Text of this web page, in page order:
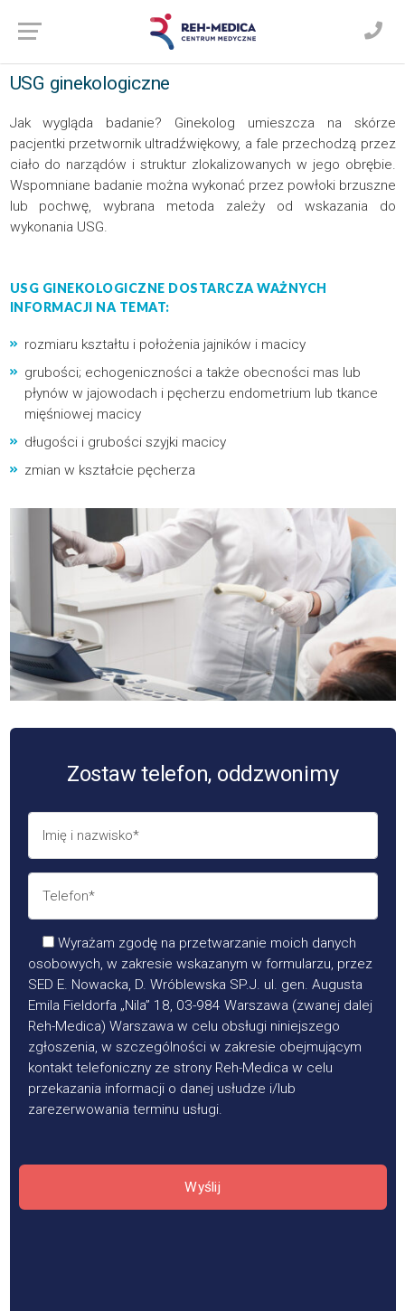
USG ginekologiczne
Jak wygląda badanie? Ginekolog umieszcza na skórze
pacjentki przetwornik ultradźwiękowy, a fale przechodzą przez
ciało do narządów i struktur zlokalizowanych w jego obrębie.
Wspomniane badanie można wykonać przez powłoki brzuszne
lub pochwę, wybrana metoda zależy od wskazania do
wykonania USG.
USG GINEKOLOGICZNE DOSTARCZA WAŻNYCH
INFORMACJI NA TEMAT:
rozmiaru kształtu i położenia jajników i macicy
grubości; echogeniczności a także obecności mas lub
płynów w jajowodach i pęcherzu endometrium lub tkance
mięśniowej macicy
długości i grubości szyjki macicy
zmian w kształcie pęcherza
Zostaw telefon, oddzwonimy
Wyrażam zgodę na przetwarzanie moich danych
osobowych, w zakresie wskazanym w formularzu, przez
SED E. Nowacka, D. Wróblewska SP.J. ul. gen. Augusta
Emila Fieldorfa „Nila” 18, 03-984 Warszawa (zwanej dalej
Reh-Medica) Warszawa w celu obsługi niniejszego
zgłoszenia, w szczególności w zakresie obejmującym
kontakt telefoniczny ze strony Reh-Medica w celu
przekazania informacji o danej usłudze i/lub
zarezerwowania terminu usługi.
Wyślij